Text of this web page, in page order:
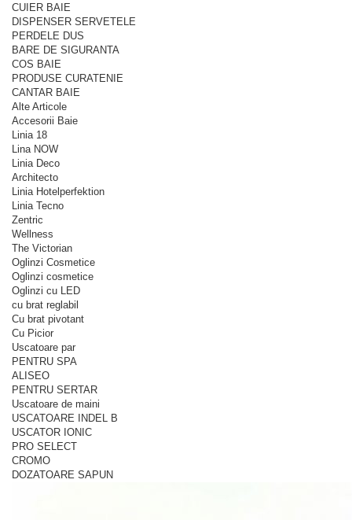
CUIER BAIE
DISPENSER SERVETELE
PERDELE DUS
BARE DE SIGURANTA
COS BAIE
PRODUSE CURATENIE
CANTAR BAIE
Alte Articole
Accesorii Baie
Linia 18
Lina NOW
Linia Deco
Architecto
Linia Hotelperfektion
Linia Tecno
Zentric
Wellness
The Victorian
Oglinzi Cosmetice
Oglinzi cosmetice
Oglinzi cu LED
cu brat reglabil
Cu brat pivotant
Cu Picior
Uscatoare par
PENTRU SPA
ALISEO
PENTRU SERTAR
Uscatoare de maini
USCATOARE INDEL B
USCATOR IONIC
PRO SELECT
CROMO
DOZATOARE SAPUN